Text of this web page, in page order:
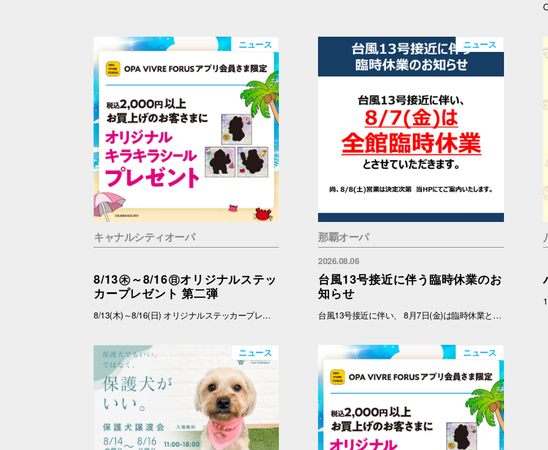
ニュース
キャナルシティオーパ
8/13㊍～8/16㊐オリジナルステッ
カープレゼント 第二弾
8/13(木)～8/16(日) オリジナルステッカープレゼントキャンペーン ■概要 期間中、館内にて税込2,000円以上お買上げいただき、「OPA VIVRE FORUS アプリ」の対象画面をご提示いただいたお客さまに、先着でここでしか手に入らない「オリジナルキラキラステッカー」をプレゼントいたします！ ぜひこの機会に、お買い物と合わせて限定ノベルティをゲットしてください。 （※本企画は、アプリ会員さま限定となります） ■配布期間 2026年8月13日(木)～8月16日(日) ※各日の実施時間は、引換時間に準じます。 ※ノベルティはなくなり次第、配布を終了いたします。 ※一部実施していない店舗がございます。 ■ノベルティ内容 キラキラステッカー (全3種) ■引換条件 期間中、以下の2点を引換カウンターにてご提示ください。 ① 館内でお買上げいただいた、税込2,000円以上のレシート（合算可） ② 「OPA VIVRE FORUS アプリ」のクーポン画面 ■引換場所・引換時間 引換場所：センターウォーク B1Fラフェスタ 特設カウンター 引換時間：11:00 ～ 19:00 ■注意事項 ※ノベルティは数量限定のため、なくなり次第終了となりますので予めご了承ください。 ※ノベルティはランダムでのお渡しとなります。重複した場合でも、種類の変更・交換はいたしかねます。 ※ノベルティの引き換えは、おひとりさま3枚までとなります。 ※お買上げレシートは、期間中のキャナルシティオーパのものに限ります（一部対象外のショップ・商品がございます） ※キャナルシティオーパのレシートのみ対象。館をまたいだレシートの合算は不可。 ※画像はイメージです。実際のノベルティとは異なる場合がございます。 ▼詳しくはコチラ▼ https://www.opa-club.com/contents/opanchuusagi_2026/ ▼アプリについて詳しくはこちら！ ▼ https://www.opa-club.com/contents/app/
ニュース
那覇オーパ
2026.08.06
台風13号接近に伴う臨時休業のお
知らせ
台風13号接近に伴い、 8月7日(金)は臨時休業と致します。 尚、8月8日(土)の営業につきましては状況を見て判断いたしますので 確定次第、ご案内いたします。 ご理解のほどよろしくお願いいたします。
ニュース ニュース